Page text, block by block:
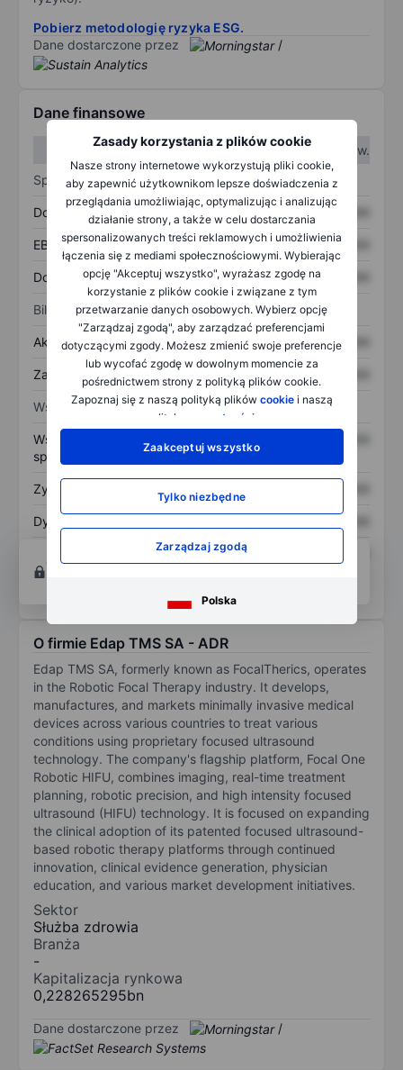
Zasady korzystania z plików cookie
Nasze strony internetowe wykorzystują pliki cookie,
aby zapewnić użytkownikom lepsze doświadczenia z
przeglądania umożliwiając, optymalizując i analizując
działanie strony, a także w celu dostarczania
spersonalizowanych treści reklamowych i umożliwienia
łączenia się z mediami społecznościowymi. Wybierając
opcję "Akceptuj wszystko", wyrażasz zgodę na
korzystanie z plików cookie i związane z tym
przetwarzanie danych osobowych. Wybierz opcję
"Zarządzaj zgodą", aby zarządzać preferencjami
dotyczącymi zgody. Możesz zmienić swoje preferencje
lub wycofać zgodę w dowolnym momencie za
pośrednictwem strony z polityką plików cookie.
Zapoznaj się z naszą polityką plików cookiei naszą
polityką
prywatności
Zaakceptuj wszystko
Tylko niezbędne
Zarządzaj zgodą
Polska
Pobierz metodologię ryzyka ESG.
Dane dostarczone przez
/
Dane finansowe
W I kw.
W II kw.
Sprawozdanie z zysków
Dochód XXXXXXX XXXXXXX
EBITDA XXXXXXX XXXXXXX
Dochód netto XXXXXXX XXXXXXX
Bilans
Aktywa ogółem XXXXXXX XXXXXXX
Zadłużenie ogółem XXXXXXX
Wskaźniki
Współczynnik cena do
sprzedaży
Zysk na akcję
Dywidenda na akcję
własnego
XXXXXXX
Otwórz kontoaby uzyskać dostęp do większej
O firmie Edap TMS SA - ADR
Edap TMS SA, formerly known as FocalTherics, operates
in the Robotic Focal Therapy industry. It develops,
manufactures, and markets minimally invasive medical
devices across various countries to treat various
conditions using proprietary focused ultrasound
technology. The company's flagship platform, Focal One
Robotic HIFU, combines imaging, real-time treatment
planning, robotic precision, and high intensity focused
ultrasound (HIFU) technology. It is focused on expanding
the clinical adoption of its patented focused ultrasound-
based robotic therapy platforms through continued
innovation, clinical evidence generation, physician
education, and various market development initiatives.
Sektor
Służba zdrowia
Branża
-
Kapitalizacja rynkowa
0,228265295bn
Dane dostarczone przez /